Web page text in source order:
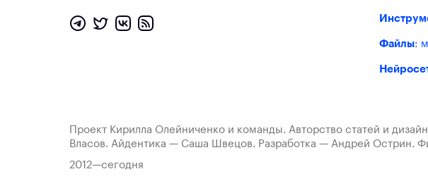
Файлы:
Проект Кирилла Олейниченко и команды. Авторство статей и
Власов. Айдентика — Саша Швецов. Разработка — Андрей
2012—сегодня